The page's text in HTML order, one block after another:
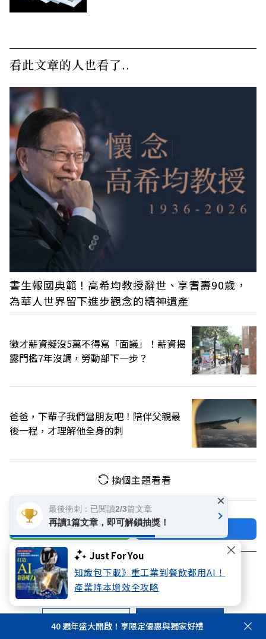
Just For You
知識包下載》重工業到餐飲都用AI！
產業降本增效全攻略
看此文章的人也看了..
書生報國典範！高希均教授辭世、享耆壽90歲，
為華人世界留下進步觀念的精神遺產
徵才薪資擬沒5萬不得寫「面議」！薪資揭
露門檻7年沒調，勞動部下一步？
爸爸，下輩子我們當朋友吧！陪伴父親最
後一程，才理解他全身的刺
換個主題看看
加好友
登入網站會員
享受更多個人化的會員服務
會員登入 快速註冊
40 週年盛大開啟！享限定優惠與獨家好禮
最後衝刺：已閱讀2/3篇文章
再讀1篇文章，即可解鎖抽獎！
×